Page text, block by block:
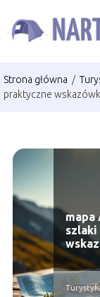
Strona główna /
praktyczne
mapa
szlaki